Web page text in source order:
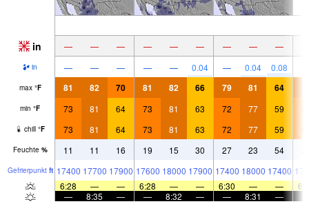
in — — — — — — — — —
in — — — — — 0.04 — 0.04 0.08
max °F 81 82 70 81 82 66 79 81 64
min °F 73 81 64 73 81 63 72 77 59
chill °F 73 81 64 73 81 63 72 77 59
Feuchte % 11 11 16 19 15 30 27 23 54
Gefrier­punkt ft 17400 17700 17900 17600 18000 17900 17400 18000 17400
6:28
— — 6:28 — — 6:30 — —
—
8:35 — — 8:32 — — 8:31 —